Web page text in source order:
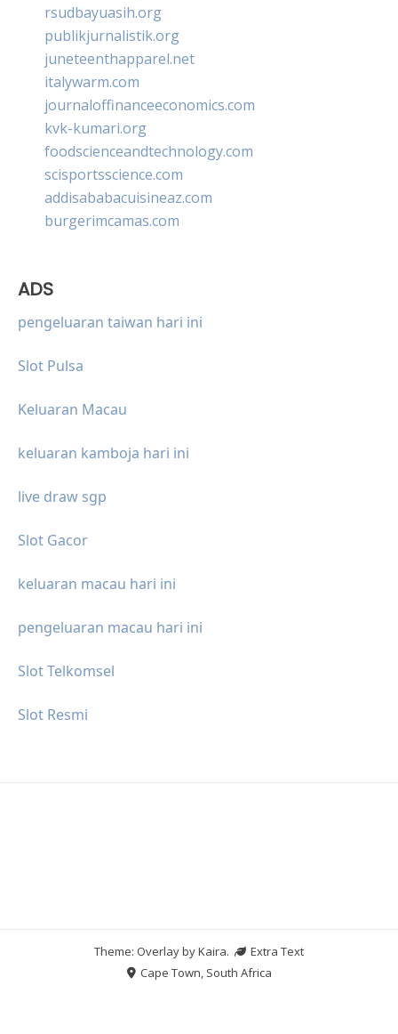
rsudbayuasih.org
publikjurnalistik.org
juneteenthapparel.net
italywarm.com
journaloffinanceeconomics.com
kvk-kumari.org
foodscienceandtechnology.com
scisportsscience.com
addisababacuisineaz.com
burgerimcamas.com
ADS
pengeluaran taiwan hari ini
Slot Pulsa
Keluaran Macau
keluaran kamboja hari ini
live draw sgp
Slot Gacor
keluaran macau hari ini
pengeluaran macau hari ini
Slot Telkomsel
Slot Resmi
Theme: Overlay byKaira.
Extra Text
Cape Town, South Africa